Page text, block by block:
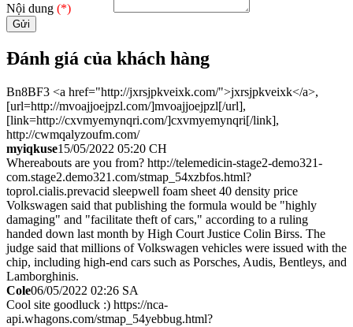
Nội dung (*)
Đánh giá của khách hàng
Bn8BF3 <a href="http://jxrsjpkveixk.com/">jxrsjpkveixk</a>,
[url=http://mvoajjoejpzl.com/]mvoajjoejpzl[/url],
[link=http://cxvmyemynqri.com/]cxvmyemynqri[/link],
http://cwmqalyzoufm.com/
myiqkuse15/05/2022 05:20 CH
Whereabouts are you from? http://telemedicin-stage2-demo321-
com.stage2.demo321.com/stmap_54xzbfos.html?
toprol.cialis.prevacid sleepwell foam sheet 40 density price
Volkswagen said that publishing the formula would be "highly
damaging" and "facilitate theft of cars," according to a ruling
handed down last month by High Court Justice Colin Birss. The
judge said that millions of Volkswagen vehicles were issued with the
chip, including high-end cars such as Porsches, Audis, Bentleys, and
Lamborghinis.
Cole06/05/2022 02:26 SA
Cool site goodluck :) https://nca-
api.whagons.com/stmap_54yebbug.html?